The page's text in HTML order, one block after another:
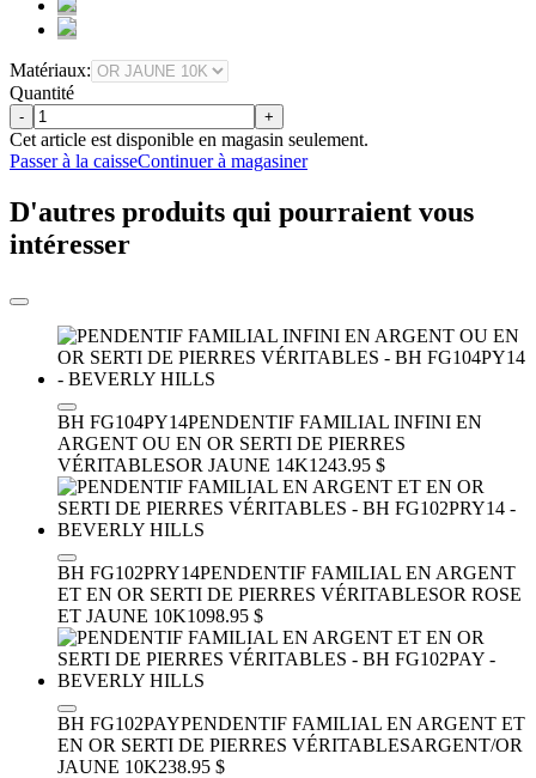
Matériaux:
Quantité
- +
Cet article est disponible en magasin seulement.
Passer à la caisseContinuer à magasiner
D'autres produits qui pourraient vous
intéresser
BH FG104PY14PENDENTIF FAMILIAL INFINI EN
ARGENT OU EN OR SERTI DE PIERRES
VÉRITABLESOR JAUNE 14K1243.95 $
BH FG102PRY14PENDENTIF FAMILIAL EN ARGENT
ET EN OR SERTI DE PIERRES VÉRITABLESOR ROSE
ET JAUNE 10K1098.95 $
BH FG102PAYPENDENTIF FAMILIAL EN ARGENT ET
EN OR SERTI DE PIERRES VÉRITABLESARGENT/OR
JAUNE 10K238.95 $